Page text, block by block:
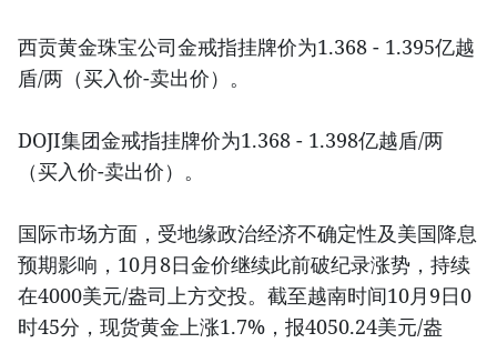
西贡黄金珠宝公司金戒指挂牌价为1.368 - 1.395亿越
盾/两（买入价-卖出价）。
DOJI集团金戒指挂牌价为1.368 - 1.398亿越盾/两
（买入价-卖出价）。
国际市场方面，受地缘政治经济不确定性及美国降息
预期影响，10月8日金价继续此前破纪录涨势，持续
在4000美元/盎司上方交投。截至越南时间10月9日0
时45分，现货黄金上涨1.7%，报4050.24美元/盎